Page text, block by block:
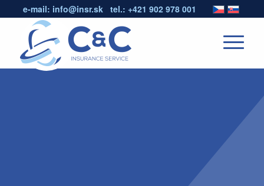
e-mail: info@insr.sktel.: +421 902 978 001